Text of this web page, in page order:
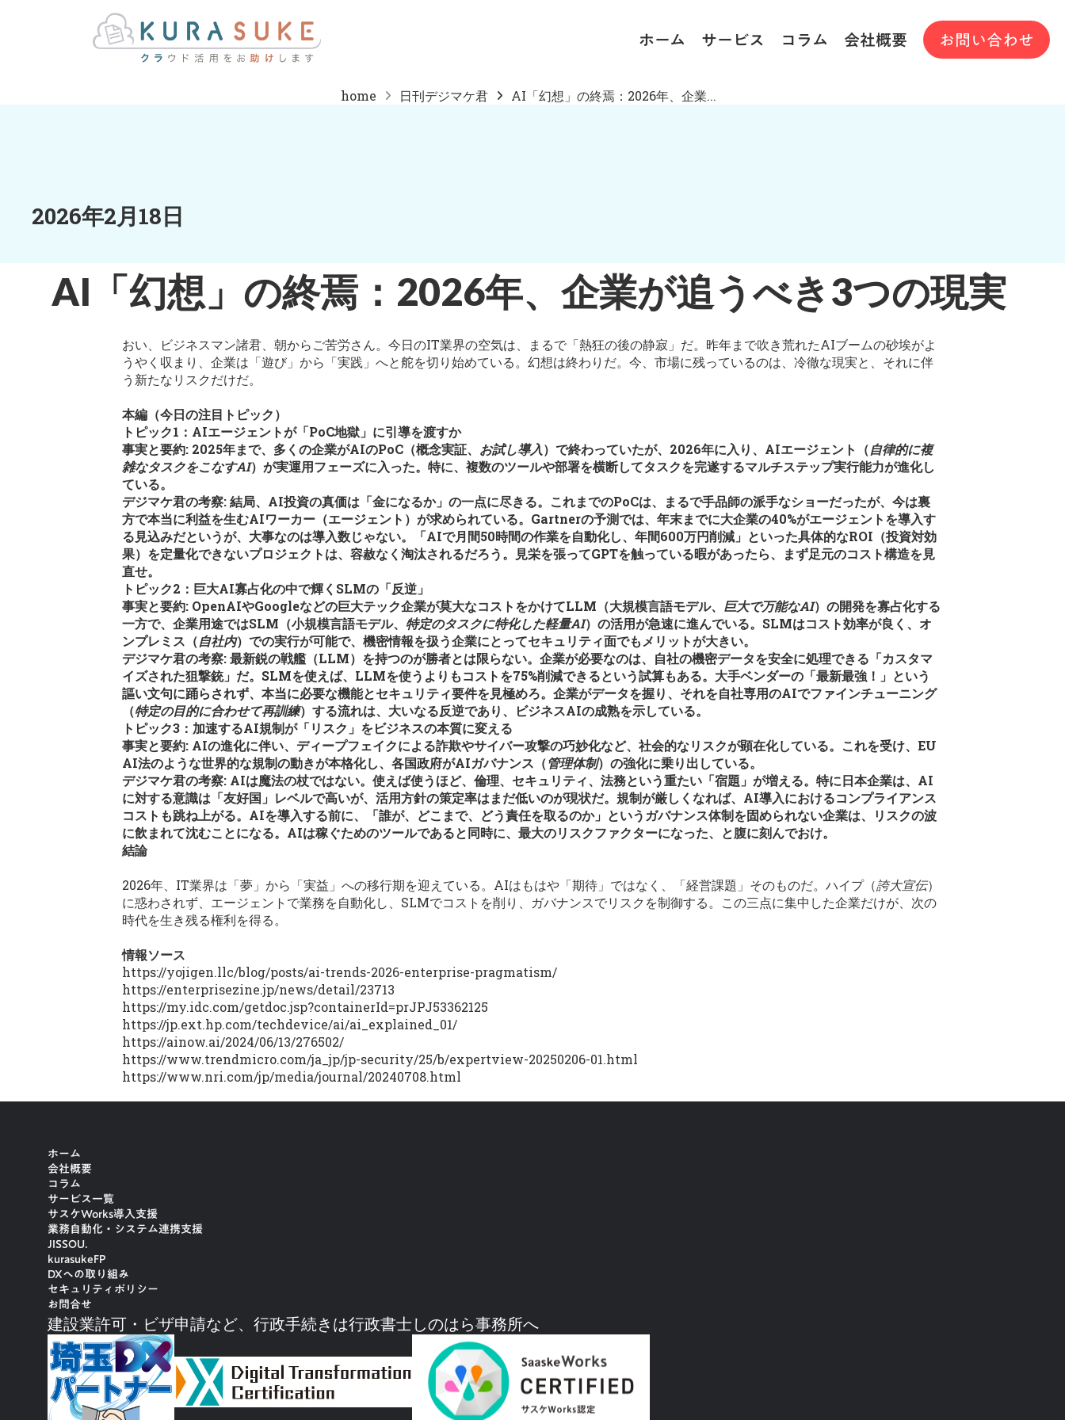
ホーム サービス コラム 会社概要 お問い合わせ
home 日刊デジマケ君 AI「幻想」の終焉：2026年、企業...
2026年2月18日
AI「幻想」の終焉：2026年、企業が追うべき3つの現実
おい、ビジネスマン諸君、朝からご苦労さん。今日のIT業界の空気は、まるで「熱狂の後の静寂」だ。昨年まで吹き荒れたAIブームの砂埃がよ
うやく収まり、企業は「遊び」から「実践」へと舵を切り始めている。幻想は終わりだ。今、市場に残っているのは、冷徹な現実と、それに伴
う新たなリスクだけだ。
本編（今日の注目トピック）
トピック1：AIエージェントが「PoC地獄」に引導を渡すか
事実と要約: 2025年まで、多くの企業がAIのPoC（概念実証、 お試し導入）で終わっていたが、2026年に入り、AIエージェント（自律的に複
雑なタスクをこなすAI）が実運用フェーズに入った。特に、複数のツールや部署を横断してタスクを完遂するマルチステップ実行能力が進化し
ている。
デジマケ君の考察: 結局、AI投資の真価は「金になるか」の一点に尽きる。これまでのPoCは、まるで手品師の派手なショーだったが、今は裏
方で本当に利益を生むAIワーカー（エージェント）が求められている。Gartnerの予測では、年末までに大企業の40%がエージェントを導入す
る見込みだというが、大事なのは導入数じゃない。「AIで月間50時間の作業を自動化し、年間600万円削減」といった具体的なROI（投資対効
果）を定量化できないプロジェクトは、容赦なく淘汰されるだろう。見栄を張ってGPTを触っている暇があったら、まず足元のコスト構造を見
直せ。
トピック2：巨大AI寡占化の中で輝くSLMの「反逆」
事実と要約: OpenAIやGoogleなどの巨大テック企業が莫大なコストをかけてLLM（大規模言語モデル、 巨大で万能なAI）の開発を寡占化する
一方で、企業用途ではSLM（小規模言語モデル、 特定のタスクに特化した軽量AI）の活用が急速に進んでいる。SLMはコスト効率が良く、オ
ンプレミス（自社内）での実行が可能で、機密情報を扱う企業にとってセキュリティ面でもメリットが大きい。
デジマケ君の考察: 最新鋭の戦艦（LLM）を持つのが勝者とは限らない。企業が必要なのは、自社の機密データを安全に処理できる「カスタマ
イズされた狙撃銃」だ。SLMを使えば、LLMを使うよりもコストを75%削減できるという試算もある。大手ベンダーの「最新最強！」という
謳い文句に踊らされず、本当に必要な機能とセキュリティ要件を見極めろ。企業がデータを握り、それを自社専用のAIでファインチューニング
（特定の目的に合わせて再訓練）する流れは、大いなる反逆であり、ビジネスAIの成熟を示している。
トピック3：加速するAI規制が「リスク」をビジネスの本質に変える
事実と要約: AIの進化に伴い、ディープフェイクによる詐欺やサイバー攻撃の巧妙化など、社会的なリスクが顕在化している。これを受け、EU
AI法のような世界的な規制の動きが本格化し、各国政府がAIガバナンス（管理体制）の強化に乗り出している。
デジマケ君の考察: AIは魔法の杖ではない。使えば使うほど、倫理、セキュリティ、法務という重たい「宿題」が増える。特に日本企業は、AI
に対する意識は「友好国」レベルで高いが、活用方針の策定率はまだ低いのが現状だ。規制が厳しくなれば、AI導入におけるコンプライアンス
コストも跳ね上がる。AIを導入する前に、「誰が、どこまで、どう責任を取るのか」というガバナンス体制を固められない企業は、リスクの波
に飲まれて沈むことになる。AIは稼ぐためのツールであると同時に、最大のリスクファクターになった、と腹に刻んでおけ。
結論
2026年、IT業界は「夢」から「実益」への移行期を迎えている。AIはもはや「期待」ではなく、「経営課題」そのものだ。ハイプ（誇大宣伝）
に惑わされず、エージェントで業務を自動化し、SLMでコストを削り、ガバナンスでリスクを制御する。この三点に集中した企業だけが、次の
時代を生き残る権利を得る。
情報ソース
https://yojigen.llc/blog/posts/ai-trends-2026-enterprise-pragmatism/
https://enterprisezine.jp/news/detail/23713
https://my.idc.com/getdoc.jsp?containerId=prJPJ53362125
https://jp.ext.hp.com/techdevice/ai/ai_explained_01/
https://ainow.ai/2024/06/13/276502/
https://www.trendmicro.com/ja_jp/jp-security/25/b/expertview-20250206-01.html
https://www.nri.com/jp/media/journal/20240708.html
ホーム
会社概要
コラム
サービス一覧
サスケWorks導入支援
業務自動化・システム連携支援
JISSOU.
kurasukeFP
DXへの取り組み
セキュリティポリシー
お問合せ
建設業許可・ビザ申請など、行政手続きは行政書士しのはら事務所へ